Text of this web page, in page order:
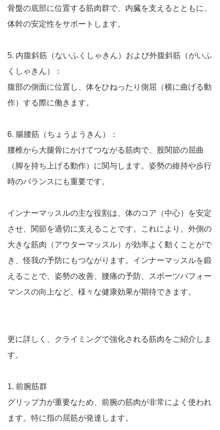
骨盤の底部に位置する筋肉群で、内臓を支えるとともに、
体幹の安定性をサポートします。
5. 内腹斜筋（ないふくしゃきん）および外腹斜筋（がいふ
くしゃきん）：
腹部の側面に位置し、体をひねったり側屈（横に曲げる動
作）する際に働きます。
6. 腸腰筋（ちょうようきん）：
腰椎から大腿骨にかけてつながる筋肉で、股関節の屈曲
（脚を持ち上げる動作）に関与します。姿勢の維持や歩行
時のバランスにも重要です。
インナーマッスルの主な役割は、体のコア（中心）を安定
させ、関節を適切に支えることです。これにより、外側の
大きな筋肉（アウターマッスル）が効率よく動くことがで
き、怪我の予防にもつながります。インナーマッスルを鍛
えることで、姿勢の改善、腰痛の予防、スポーツパフォー
マンスの向上など、様々な健康効果が期待できます。
更に詳しく、クライミングで強化される筋肉をご紹介しま
す。
1. 前腕筋群
グリップ力が重要なため、前腕の筋肉が非常によく使われ
ます。特に指の屈筋が発達します。